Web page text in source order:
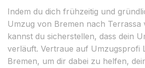
Indem du dich frühzeitig und
Umzug von Bremen nach Terrassa
kannst du sicherstellen, dass dein
verläuft. Vertraue auf Umzugsprofi
Bremen, um dir dabei zu helfen,